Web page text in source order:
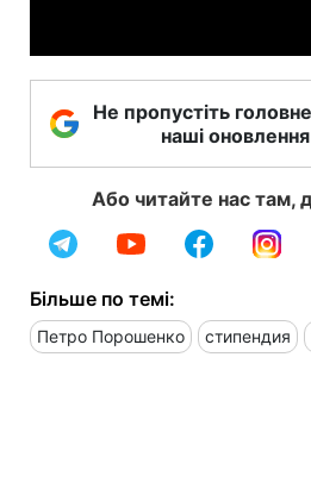
Не пропустіть
наші
Або читайте нас там,
Більше по темі:
Петро Порошенко стипендия